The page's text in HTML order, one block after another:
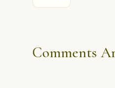
Comments